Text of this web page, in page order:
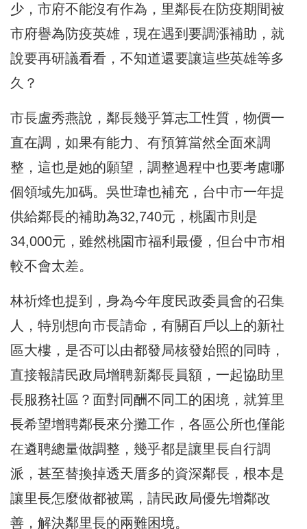
少，市府不能沒有作為，里鄰長在防疫期間被
市府譽為防疫英雄，現在遇到要調漲補助，就
說要再研議看看，不知道還要讓這些英雄等多
久？
市長盧秀燕說，鄰長幾乎算志工性質，物價一
直在調，如果有能力、有預算當然全面來調
整，這也是她的願望，調整過程中也要考慮哪
個領域先加碼。吳世瑋也補充，台中市一年提
供給鄰長的補助為32,740元，桃園市則是
34,000元，雖然桃園市福利最優，但台中市相
較不會太差。
林祈烽也提到，身為今年度民政委員會的召集
人，特別想向市長請命，有關百戶以上的新社
區大樓，是否可以由都發局核發始照的同時，
直接報請民政局增聘新鄰長員額，一起協助里
長服務社區？面對同酬不同工的困境，就算里
長希望增聘鄰長來分攤工作，各區公所也僅能
在遴聘總量做調整，幾乎都是讓里長自行調
派，甚至替換掉透天厝多的資深鄰長，根本是
讓里長怎麼做都被罵，請民政局優先增鄰改
善，解決鄰里長的兩難困境。